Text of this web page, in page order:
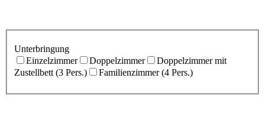
Unterbringung
Einzelzimmer
Doppelzimmer
Doppelzimmer mit
Zustellbett (3 Pers.)
Familienzimmer (4 Pers.)